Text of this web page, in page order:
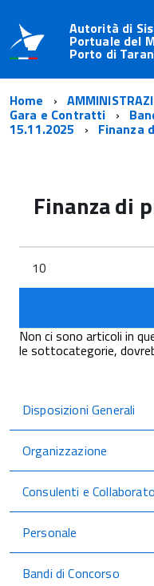
Autorità di
Portuale del
Porto di
Home
Gara e Contratti
15.11.2025 Finanza
Finanza di
Filtri
Non ci sono articoli in
le sottocategorie,
Disposizioni Generali
Organizzazione
Consulenti e
Personale
Bandi di Concorso